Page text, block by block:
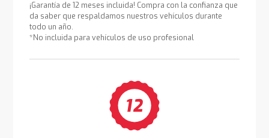
¡Garantía de 12 meses incluida! Compra con la confianza que
da saber que respaldamos nuestros vehículos durante
todo un año.
*No incluida para vehículos de uso profesional